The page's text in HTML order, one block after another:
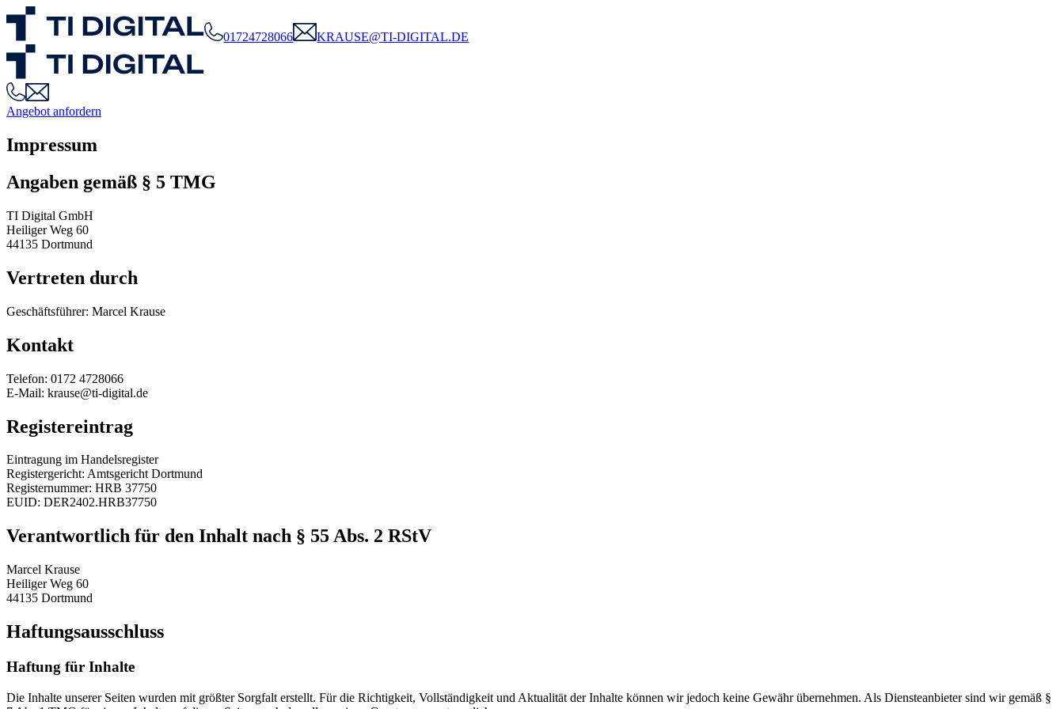
01724728066 KRAUSE@TI-DIGITAL.DE
Angebot anfordern
Impressum
Angaben gemäß § 5 TMG
TI Digital GmbH
Heiliger Weg 60
44135 Dortmund
Vertreten durch
Geschäftsführer: Marcel Krause
Kontakt
Telefon: 0172 4728066
E-Mail: krause@ti-digital.de
Registereintrag
Eintragung im Handelsregister
Registergericht: Amtsgericht Dortmund
Registernummer: HRB 37750
EUID: DER2402.HRB37750
Verantwortlich für den Inhalt nach § 55 Abs. 2 RStV
Marcel Krause
Heiliger Weg 60
44135 Dortmund
Haftungsausschluss
Haftung für Inhalte
Die Inhalte unserer Seiten wurden mit größter Sorgfalt erstellt. Für die Richtigkeit, Vollständigkeit und Aktualität der Inhalte können wir jedoch keine Gewähr übernehmen. Als Diensteanbieter sind wir gemäß §